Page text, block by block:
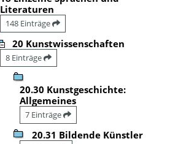
Literaturen
148 Einträge
20 Kunstwissenschaften
8 Einträge
20.30 Kunstgeschichte:
Allgemeines
7 Einträge
20.31 Bildende Künstler